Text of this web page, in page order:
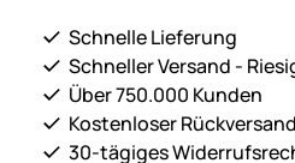
Schnelle Lieferung
Schneller Versand -
Über 750.000 Kunden
Kostenloser
30-tägiges